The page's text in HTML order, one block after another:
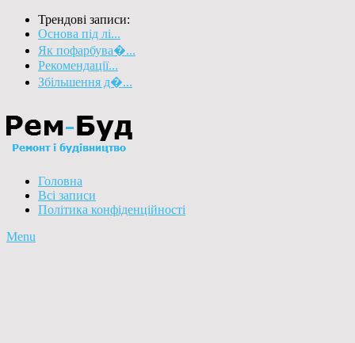
Трендові записи:
Основа під лі...
Як пофарбува�...
Рекомендації...
Збільшення д�...
Головна
Всі записи
Політика конфіденційності
Menu